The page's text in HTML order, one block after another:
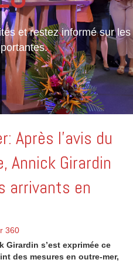
et restez informé sur les
Après l’avis du
Annick Girardin
arrivants en
360
Girardin s’est exprimée ce
des mesures en outre-mer,